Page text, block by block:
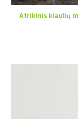
Afrikinis kiaulių